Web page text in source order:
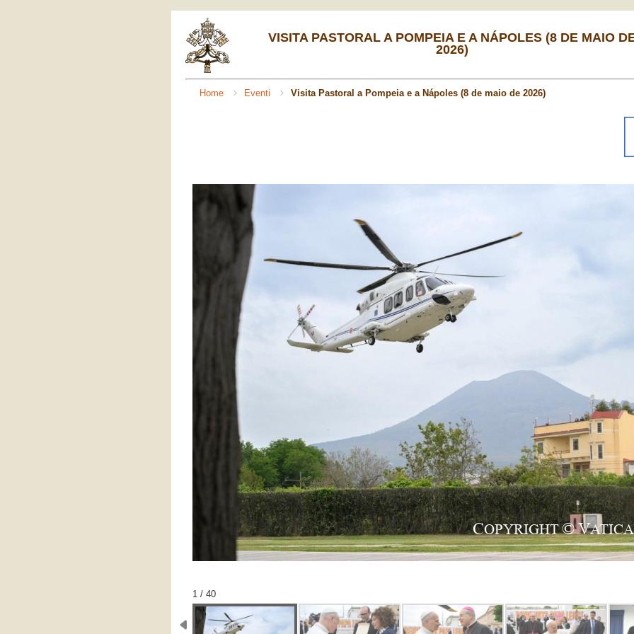
VISITA PASTORAL A POMPEIA E A NÁPOLES (8 DE MAIO
2026)
Home Eventi Visita Pastoral a Pompeia e a Nápoles (8 de maio de 2026)
1 / 40